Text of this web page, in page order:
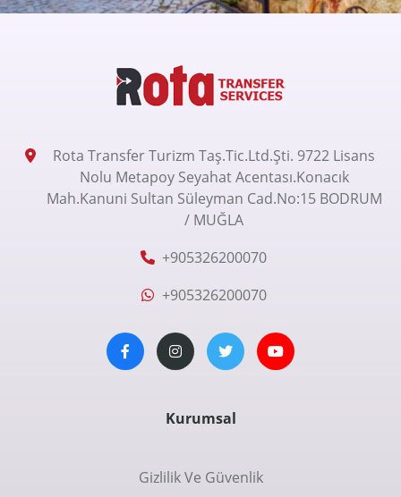
Rota Transfer Turizm Taş.Tic.Ltd.Şti. 9722 Lisans
Nolu Metapoy Seyahat Acentası.Konacık
Mah.Kanuni Sultan Süleyman Cad.No:15 BODRUM
/ MUĞLA
+905326200070
+905326200070
Kurumsal
Gizlilik Ve Güvenlik